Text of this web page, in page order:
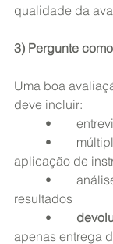
qualidade da
3) Pergunte
Uma boa
deve incluir:
•
aplicação de
resultados
apenas entrega